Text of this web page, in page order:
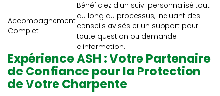
Accompagnement
Complet
Bénéficiez d'un suivi personnalisé tout
au long du processus, incluant des
conseils avisés et un support pour
toute question ou demande
d'information.
Expérience ASH : Votre Partenaire
de Confiance pour la Protection
de Votre Charpente